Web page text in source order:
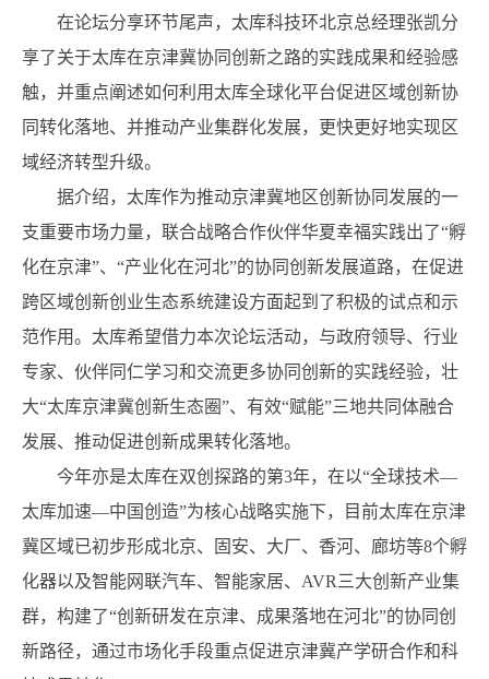
在论坛分享环节尾声，太库科技环北京总经理张凯分
享了关于太库在京津冀协同创新之路的实践成果和经验感
触，并重点阐述如何利用太库全球化平台促进区域创新协
同转化落地、并推动产业集群化发展，更快更好地实现区
域经济转型升级。
据介绍，太库作为推动京津冀地区创新协同发展的一
支重要市场力量，联合战略合作伙伴华夏幸福实践出了“孵
化在京津”、“产业化在河北”的协同创新发展道路，在促进
跨区域创新创业生态系统建设方面起到了积极的试点和示
范作用。太库希望借力本次论坛活动，与政府领导、行业
专家、伙伴同仁学习和交流更多协同创新的实践经验，壮
大“太库京津冀创新生态圈”、有效“赋能”三地共同体融合
发展、推动促进创新成果转化落地。
今年亦是太库在双创探路的第3年，在以“全球技术—
太库加速—中国创造”为核心战略实施下，目前太库在京津
冀区域已初步形成北京、固安、大厂、香河、廊坊等8个孵
化器以及智能网联汽车、智能家居、AVR三大创新产业集
群，构建了“创新研发在京津、成果落地在河北”的协同创
新路径，通过市场化手段重点促进京津冀产学研合作和科